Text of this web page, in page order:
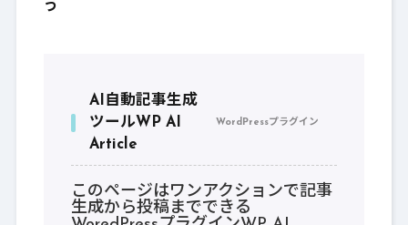
う
AI自動記事生成
ツールWP AI
Article
WordPressプラグイン
このページはワンアクションで記事
生成から投稿までできる